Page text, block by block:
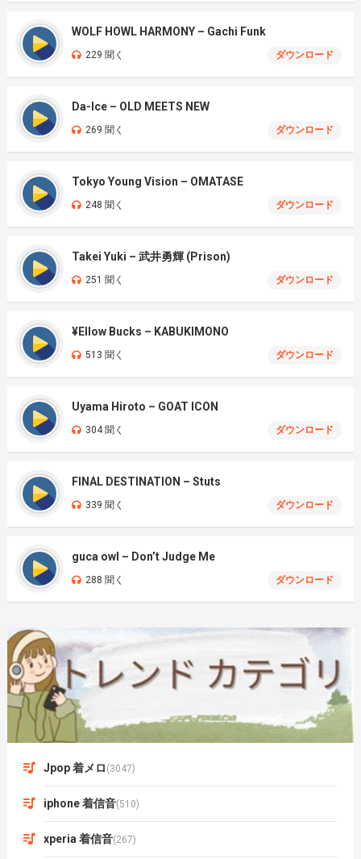
WOLF HOWL HARMONY – Gachi Funk
229 聞く ダウンロード
Da-Ice – OLD MEETS NEW
269 聞く ダウンロード
Tokyo Young Vision – OMATASE
248 聞く ダウンロード
Takei Yuki – 武井勇輝 (Prison)
251 聞く ダウンロード
¥Ellow Bucks – KABUKIMONO
513 聞く ダウンロード
Uyama Hiroto – GOAT ICON
304 聞く ダウンロード
FINAL DESTINATION – Stuts
339 聞く ダウンロード
guca owl – Don’t Judge Me
288 聞く ダウンロード
Jpop 着メロ (3047)
iphone 着信音(510)
xperia 着信音(267)